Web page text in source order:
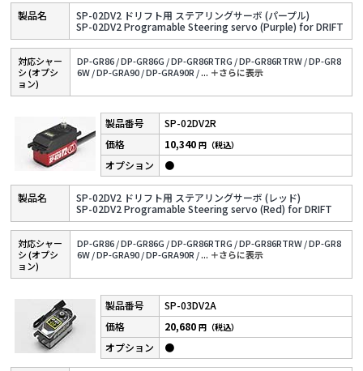
SP-02DV2 ドリフト用 ステアリングサーボ (パープル)
SP-02DV2 Programable Steering servo (Purple) for DRIFT
対応シャー
シ (オプシ
ョン)
DP-GR86 /DP-GR86G /DP-GR86RTRG /DP-GR86RTRW /DP-GR8
6W /DP-GRA90 /DP-GRA90R /... ＋さらに表⽰
SP-02DV2R
SP-02DV2 ドリフト用 ステアリングサーボ (レッド)
SP-02DV2 Programable Steering servo (Red) for DRIFT
10,340円（税込）
●
対応シャー
シ (オプシ
ョン)
DP-GR86 /DP-GR86G /DP-GR86RTRG /DP-GR86RTRW /DP-GR8
6W /DP-GRA90 /DP-GRA90R /... ＋さらに表⽰
SP-03DV2A
20,680円（税込）
●